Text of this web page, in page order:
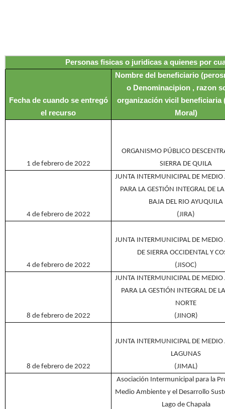
Personas fisicas o juridicas a quienes por
Fecha de cuando se entregó
el recurso
Nombre del beneficiario
o Denominacipion , razon
organización vicil beneficiaria
Moral)
1 de febrero de 2022
ORGANISMO PÚBLICO
SIERRA DE QUILA
4 de febrero de 2022
JUNTA INTERMUNICIPAL DE MEDIO
PARA LA GESTIÓN INTEGRAL DE
BAJA DEL RIO AYUQUILA
(JIRA)
4 de febrero de 2022
JUNTA INTERMUNICIPAL DE MEDIO
DE SIERRA OCCIDENTAL Y
(JISOC)
8 de febrero de 2022
JUNTA INTERMUNICIPAL DE MEDIO
PARA LA GESTIÓN INTEGRAL DE
NORTE
(JINOR)
8 de febrero de 2022
JUNTA INTERMUNICIPAL DE MEDIO
LAGUNAS
(JIMAL)
Asociación Intermunicipal para la
Medio Ambiente y el Desarrollo
Lago de Chapala